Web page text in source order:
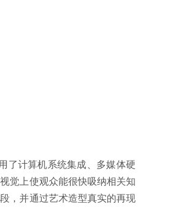
了计算机系统集成、多媒体硬
觉上使观众能很快吸纳相关知
，并通过艺术造型真实的再现